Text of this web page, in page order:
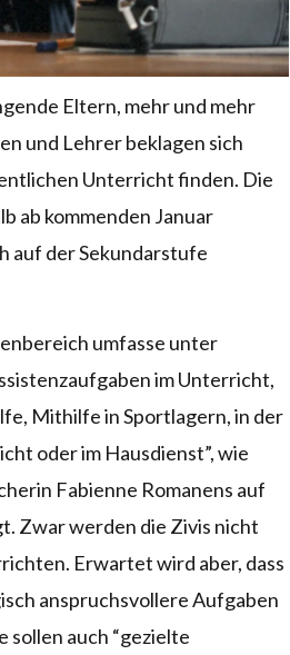
Eltern, mehr und mehr
und Lehrer beklagen sich
Unterricht finden. Die
ab kommenden Januar
auf der Sekundarstufe
umfasse unter
im Unterricht,
Mithilfe in Sportlagern, in der
oder im Hausdienst”, wie
Fabienne Romanens auf
Zwar werden die Zivis nicht
Erwartet wird aber, dass
anspruchsvollere Aufgaben
sollen auch “gezielte